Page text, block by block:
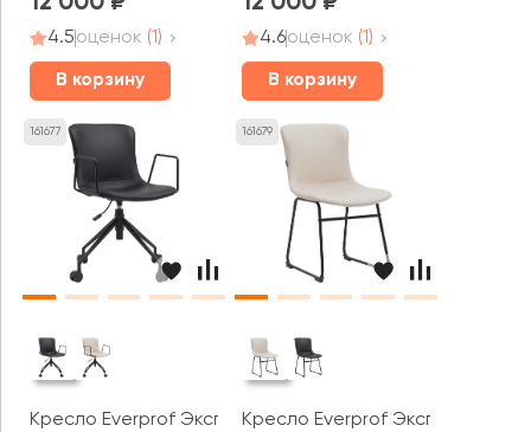
4.5оценок (1)
В корзину
4.6оценок (1)
В корзину
161677
Кресло Everprof Экспо / Expo
161679
Кресло Everprof Экспо СФ /